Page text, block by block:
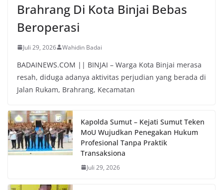
Brahrang Di Kota Binjai Bebas
Beroperasi
Juli 29, 2026 Wahidin Badai
BADAINEWS.COM || BINJAI – Warga Kota Binjai merasa
resah, diduga adanya aktivitas perjudian yang berada di
Jalan Rukam, Brahrang, Kecamatan
Kapolda Sumut – Kejati Sumut Teken
MoU Wujudkan Penegakan Hukum
Profesional Tanpa Praktik
Transaksiona
Juli 29, 2026